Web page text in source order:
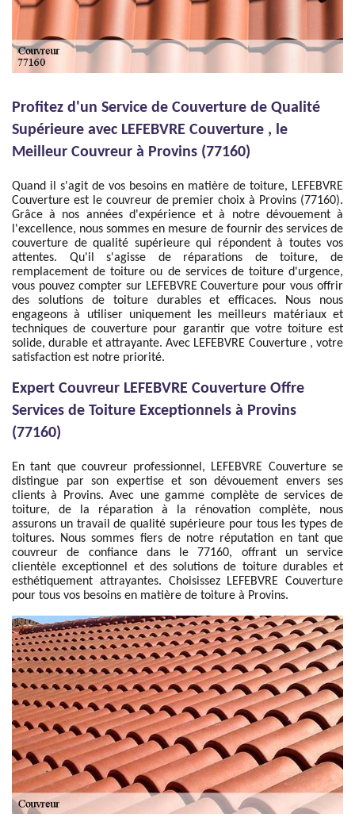
Profitez d'un Service de Couverture de Qualité
Supérieure avec LEFEBVRE Couverture , le
Meilleur Couvreur à Provins (77160)
Quand il s'agit de vos besoins en matière de toiture, LEFEBVRE
Couverture est le couvreur de premier choix à Provins (77160).
Grâce à nos années d'expérience et à notre dévouement à
l'excellence, nous sommes en mesure de fournir des services de
couverture de qualité supérieure qui répondent à toutes vos
attentes. Qu'il s'agisse de réparations de toiture, de
remplacement de toiture ou de services de toiture d'urgence,
vous pouvez compter sur LEFEBVRE Couverture pour vous offrir
des solutions de toiture durables et efficaces. Nous nous
engageons à utiliser uniquement les meilleurs matériaux et
techniques de couverture pour garantir que votre toiture est
solide, durable et attrayante. Avec LEFEBVRE Couverture , votre
satisfaction est notre priorité.
Expert Couvreur LEFEBVRE Couverture Offre
Services de Toiture Exceptionnels à Provins
(77160)
En tant que couvreur professionnel, LEFEBVRE Couverture se
distingue par son expertise et son dévouement envers ses
clients à Provins. Avec une gamme complète de services de
toiture, de la réparation à la rénovation complète, nous
assurons un travail de qualité supérieure pour tous les types de
toitures. Nous sommes fiers de notre réputation en tant que
couvreur de confiance dans le 77160, offrant un service
clientèle exceptionnel et des solutions de toiture durables et
esthétiquement attrayantes. Choisissez LEFEBVRE Couverture
pour tous vos besoins en matière de toiture à Provins.